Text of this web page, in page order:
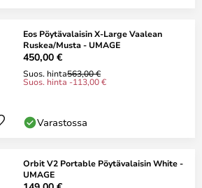
Eos Pöytävalaisin X-Large Vaalean
Ruskea/Musta - UMAGE
450,00 €
Suos. hinta563,00 €
Suos. hinta -113,00 €
Varastossa
Orbit V2 Portable Pöytävalaisin White -
UMAGE